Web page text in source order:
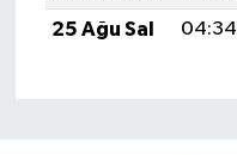
25 Ağu Sal
04:34